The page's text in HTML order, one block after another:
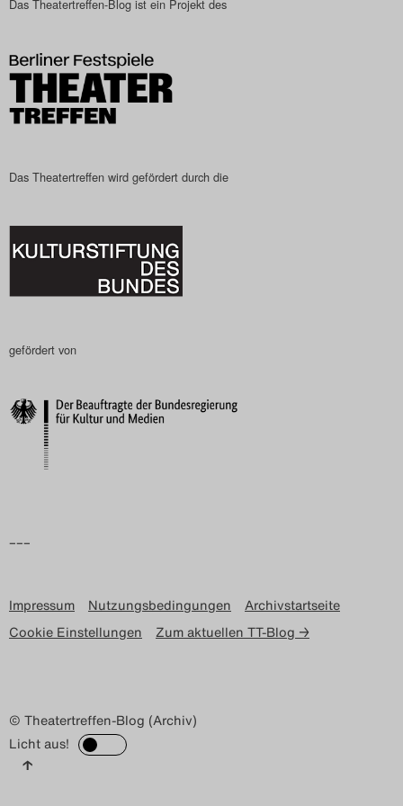
Das Theatertreffen-Blog
Das Theatertreffen-Blog
2025
Das Theatertreffen-Blog
Archiv
Nutzungsbedingungen
Das Theatertreffen-Blog ist ein Projekt des
Das Theatertreffen wird gefördert durch die
gefördert von
–––
Impressum Nutzungsbedingungen
Archivstartseite
Cookie Einstellungen
Zum aktuellen TT-Blog →
© Theatertreffen-Blog (Archiv)
Licht aus!
↑